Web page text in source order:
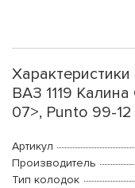
ВАЗ 1119
07>, Punto 99-12
Артикул
Производитель
Тип колодок